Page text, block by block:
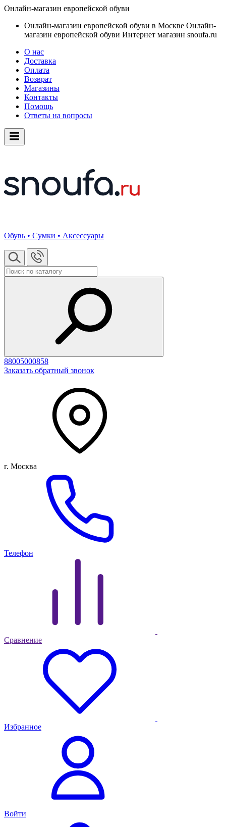
Онлайн-магазин европейской обуви
Онлайн-магазин европейской обуви в Москве Онлайн-
магазин европейской обуви Интернет магазин snoufa.ru
О нас
Доставка
Оплата
Возврат
Магазины
Контакты
Помощь
Ответы на вопросы
Обувь • Сумки • Аксессуары
88005000858
Заказать обратный звонок
г. Москва
Телефон
Сравнение
Избранное
Войти